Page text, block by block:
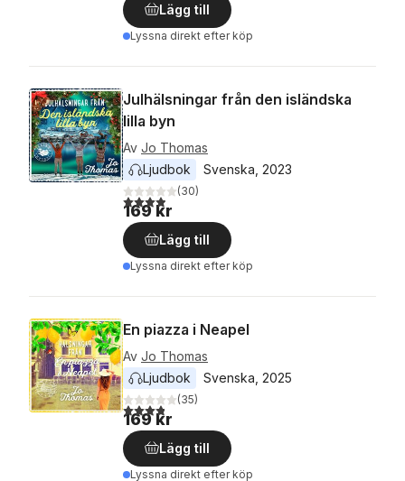
Lägg till
Lyssna direkt efter köp
Julhälsningar från den isländska
lilla byn
Av Jo Thomas
Ljudbok
Svenska 2023
3,9utav 5 stjärnor. Totalt antal röster:
(30)
169 kr
Lägg till
Lyssna direkt efter köp
En piazza i Neapel
Av Jo Thomas
Ljudbok
Svenska 2025
3,8utav 5 stjärnor. Totalt antal röster:
(35)
169 kr
Lägg till
Lyssna direkt efter köp